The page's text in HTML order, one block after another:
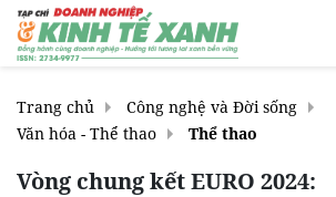
Trang chủ
Công nghệ và Đời sống
Văn hóa - Thể thao
Thể thao
Vòng chung kết EURO 2024: